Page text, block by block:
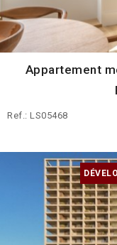
Appartement
Ref.: LS05468